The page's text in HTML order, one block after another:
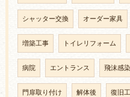
シャッター交換 オーダー家具
増築工事 トイレリフォーム
病院 エントランス 飛沫感
門扉取り付け 解体後 復旧